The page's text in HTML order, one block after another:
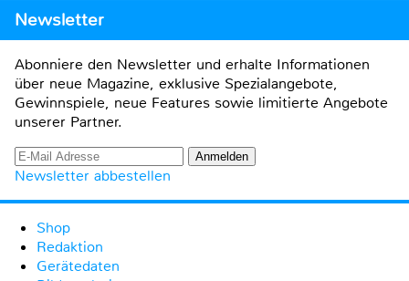
Newsletter
Abonniere den Newsletter und erhalte Informationen
über neue Magazine, exklusive Spezialangebote,
Gewinnspiele, neue Features sowie limitierte Angebote
unserer Partner.
Newsletter abbestellen
Shop
Redaktion
Gerätedaten